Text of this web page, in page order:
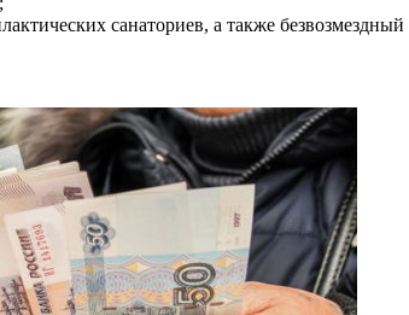
санаториев, а также